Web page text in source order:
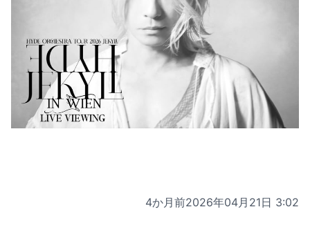
4か月前2026年04月21日 3:02